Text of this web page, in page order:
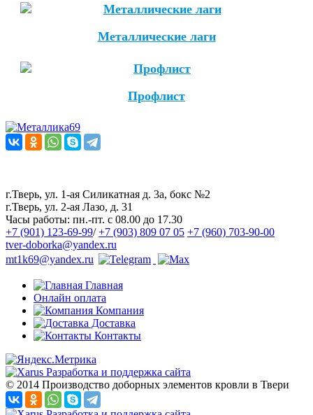
Металлические лаги
Профлист
г.Тверь, ул. 1-ая Силикатная д. 3а, бокс №2
г.Тверь, ул. 2-ая Лазо, д. 31
Часы работы: пн.-пт. с 08.00 до 17.30
+7 (901) 123-69-99/+7 (903) 809 07 05 +7 (960) 703-90-00
tver-doborka@yandex.ru
mt1k69@yandex.ru
Главная
Онлайн оплата
Компания
Доставка
Контакты
Разработка и поддержка сайта
© 2014 Производство доборных элементов кровли в Твери